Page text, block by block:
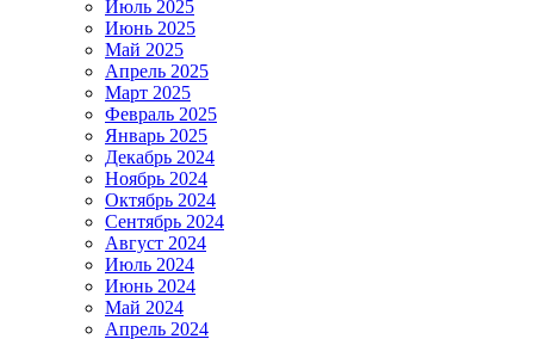
Июль 2025
Июнь 2025
Май 2025
Апрель 2025
Март 2025
Февраль 2025
Январь 2025
Декабрь 2024
Ноябрь 2024
Октябрь 2024
Сентябрь 2024
Август 2024
Июль 2024
Июнь 2024
Май 2024
Апрель 2024